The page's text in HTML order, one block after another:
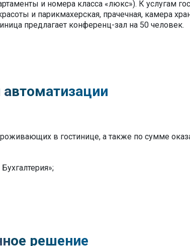
и номера класса «люкс»). К услугам
и парикмахерская, прачечная, камера
предлагает конференц-зал на 50 человек.
в гостинице, а также по сумме
решение